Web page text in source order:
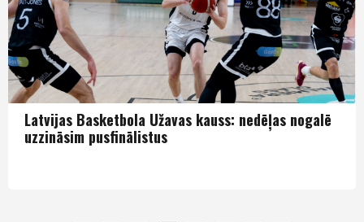
Latvijas Basketbola Užavas kauss: nedēļas nogalē
uzzināsim pusfinālistus